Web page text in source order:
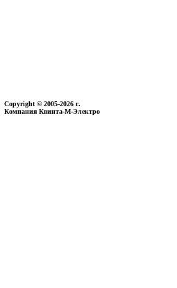
Copyright © 2005-2026 г.
Компания Квинта-М-Электро